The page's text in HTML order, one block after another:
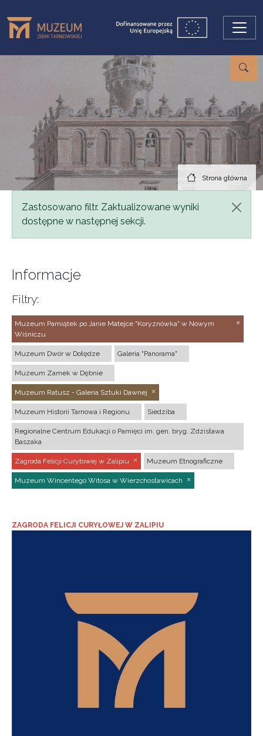
Strona główna
Komunikat
Zastosowano filtr. Zaktualizowane wyniki
dostępne w następnej sekcji.
Informacje
Filtry:
Muzeum Pamiątek po Janie Matejce "Koryznówka" w Nowym
Wiśniczu
Muzeum Dwór w Dołędze Galeria "Panorama"
Muzeum Zamek w Dębnie
Muzeum Ratusz - Galeria Sztuki Dawnej
Muzeum Historii Tarnowa i Regionu Siedziba
Regionalne Centrum Edukacji o Pamięci im. gen. bryg. Zdzisława
Baszaka
Zagroda Felicji Curyłowej w Zalipiu Muzeum Etnograficzne
Muzeum Wincentego Witosa w Wierzchosławicach
ZAGRODA FELICJI CURYŁOWEJ W ZALIPIU